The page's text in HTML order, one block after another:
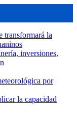
transformará la
inversiones,
por
la capacidad